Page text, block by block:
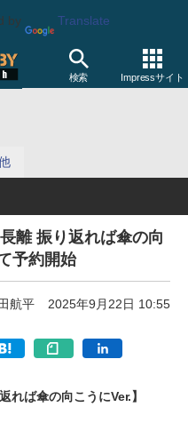
by Translate
検索 Impressサイト
離 振り返れば傘の向
予約開始
航平 2025年9月22日 10:55
れば傘の向こうにVer.】